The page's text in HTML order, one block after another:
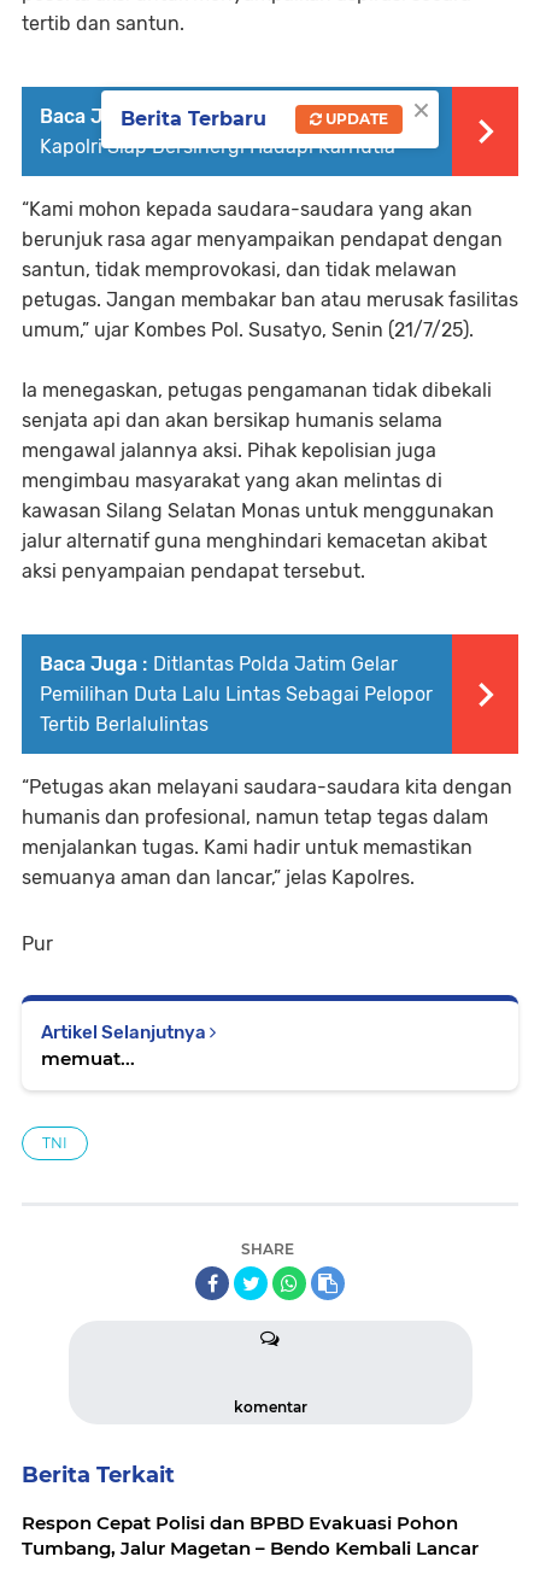
tertib dan santun.
Baca Juga : Audiensi Dengan Menhut,
Kapolri Siap Bersinergi Hadapi Karhutla
“Kami mohon kepada saudara-saudara yang akan
berunjuk rasa agar menyampaikan pendapat dengan
santun, tidak memprovokasi, dan tidak melawan
petugas. Jangan membakar ban atau merusak fasilitas
umum,” ujar Kombes Pol. Susatyo, Senin (21/7/25).
Ia menegaskan, petugas pengamanan tidak dibekali
senjata api dan akan bersikap humanis selama
mengawal jalannya aksi. Pihak kepolisian juga
mengimbau masyarakat yang akan melintas di
kawasan Silang Selatan Monas untuk menggunakan
jalur alternatif guna menghindari kemacetan akibat
aksi penyampaian pendapat tersebut.
Baca Juga : Ditlantas Polda Jatim Gelar
Pemilihan Duta Lalu Lintas Sebagai Pelopor
Tertib Berlalulintas
“Petugas akan melayani saudara-saudara kita dengan
humanis dan profesional, namun tetap tegas dalam
menjalankan tugas. Kami hadir untuk memastikan
semuanya aman dan lancar,” jelas Kapolres.
Pur
Artikel Selanjutnya
memuat...
TNI
SHARE
komentar
Berita Terkait
Respon Cepat Polisi dan BPBD Evakuasi Pohon
Tumbang, Jalur Magetan – Bendo Kembali Lancar
×
Berita Terbaru UPDATE